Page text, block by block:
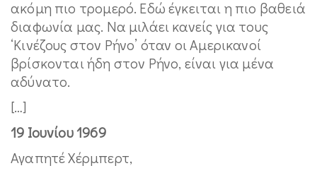
ακόμη πιο τρομερό. Εδώ έγκειται η πιο βαθειά
διαφωνία μας. Να μιλάει κανείς για τους
‘Κινέζους στον Ρήνο’ όταν οι Αμερικανοί
βρίσκονται ήδη στον Ρήνο, είναι για μένα
αδύνατο.
[…]
19 Ιουνίου 1969
Αγαπητέ Χέρμπερτ,